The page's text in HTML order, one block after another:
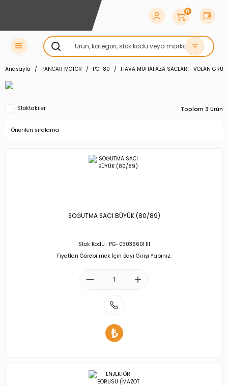
0
Anasayfa PANCAR MOTOR PG-80 HAVA MUHAFAZA SACLARI- VOLAN
Stoktakiler Toplam 3 ürün
SOĞUTMA SACI BÜYÜK (80/89)
Stok Kodu : PG-03036601.111
Fiyatları Görebilmek İçin Bayi Girişi Yapınız.